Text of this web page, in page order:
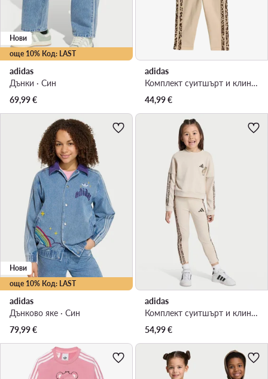
още 10% Код: LAST
Нови
adidas
Дънки · Син
69,99€
adidas
Комплект суитшърт и клин · Бежов
44,99€
още 10% Код: LAST
Нови
adidas
Дънково яке · Син
79,99€
adidas
Комплект суитшърт и клин · Бежов
54,99€